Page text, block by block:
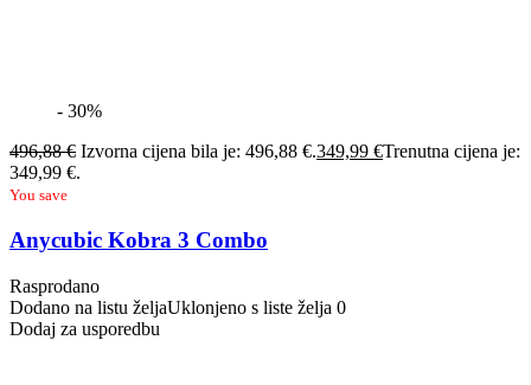
- 30%
496,88€ Izvorna cijena bila je: 496,88 €.349,99 €Trenutna cijena je:
349,99 €.
You save
Anycubic Kobra 3 Combo
Rasprodano
Dodano na listu željaUklonjeno s liste želja 0
Dodaj za usporedbu